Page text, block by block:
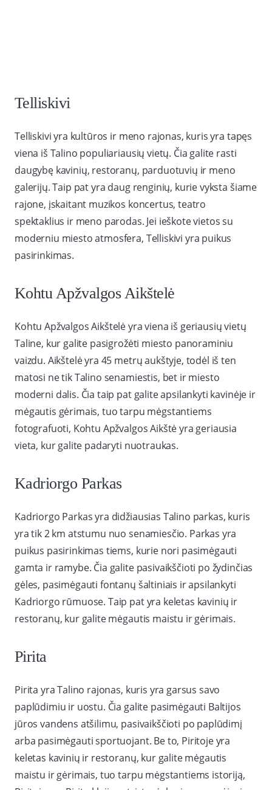
Telliskivi
Telliskivi yra kultūros ir meno rajonas, kuris yra tapęs
viena iš Talino populiariausių vietų. Čia galite rasti
daugybę kavinių, restoranų, parduotuvių ir meno
galerijų. Taip pat yra daug renginių, kurie vyksta šiame
rajone, įskaitant muzikos koncertus, teatro
spektaklius ir meno parodas. Jei ieškote vietos su
moderniu miesto atmosfera, Telliskivi yra puikus
pasirinkimas.
Kohtu Apžvalgos Aikštelė
Kohtu Apžvalgos Aikštelė yra viena iš geriausių vietų
Taline, kur galite pasigrožėti miesto panoraminiu
vaizdu. Aikštelė yra 45 metrų aukštyje, todėl iš ten
matosi ne tik Talino senamiestis, bet ir miesto
moderni dalis. Čia taip pat galite apsilankyti kavinėje ir
mėgautis gėrimais, tuo tarpu mėgstantiems
fotografuoti, Kohtu Apžvalgos Aikštė yra geriausia
vieta, kur galite padaryti nuotraukas.
Kadriorgo Parkas
Kadriorgo Parkas yra didžiausias Talino parkas, kuris
yra tik 2 km atstumu nuo senamiesčio. Parkas yra
puikus pasirinkimas tiems, kurie nori pasimėgauti
gamta ir ramybe. Čia galite pasivaikščioti po žydinčias
gėles, pasimėgauti fontanų šaltiniais ir apsilankyti
Kadriorgo rūmuose. Taip pat yra keletas kavinių ir
restoranų, kur galite mėgautis maistu ir gėrimais.
Pirita
Pirita yra Talino rajonas, kuris yra garsus savo
paplūdimiu ir uostu. Čia galite pasimėgauti Baltijos
jūros vandens atšilimu, pasivaikščioti po paplūdimį
arba pasimėgauti sportuojant. Be to, Piritoje yra
keletas kavinių ir restoranų, kur galite mėgautis
maistu ir gėrimais, tuo tarpu mėgstantiems istoriją,